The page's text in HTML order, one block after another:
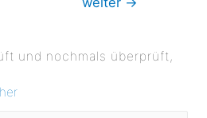
und nochmals überprüft,